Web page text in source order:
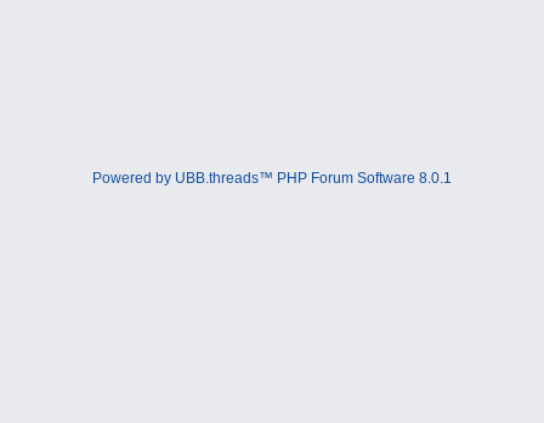
Powered by UBB.threads™ PHP Forum Software 8.0.1